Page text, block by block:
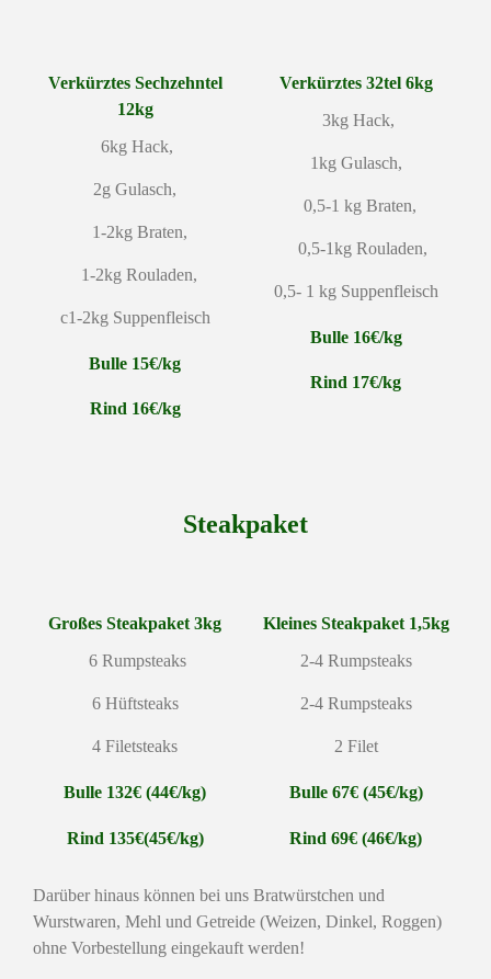
Verkürztes Sechzehntel
12kg
6kg Hack,
2g Gulasch,
1-2kg Braten,
1-2kg Rouladen,
c1-2kg Suppenfleisch
Bulle 15€/kg
Rind 16€/kg
Verkürztes 32tel 6kg
3kg Hack,
1kg Gulasch,
0,5-1 kg Braten,
0,5-1kg Rouladen,
0,5- 1 kg Suppenfleisch
Bulle 16€/kg
Rind 17€/kg
Steakpaket
Großes Steakpaket 3kg
6 Rumpsteaks
6 Hüftsteaks
4 Filetsteaks
Bulle 132€(44€/kg)
Rind 135€(45€/kg)
Kleines Steakpaket 1,5kg
2-4 Rumpsteaks
2-4 Rumpsteaks
2 Filet
Bulle 67€ (45€/kg)
Rind 69€ (46€/kg)
Darüber hinaus können bei uns Bratwürstchen und
Wurstwaren, Mehl und Getreide (Weizen, Dinkel, Roggen)
ohne Vorbestellung eingekauft werden!